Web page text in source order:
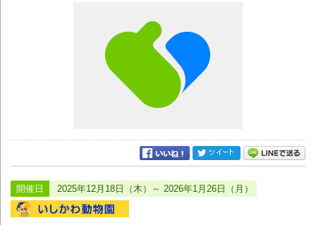
開催日 2025年12月18日（木）～ 2026年1月26日（月）